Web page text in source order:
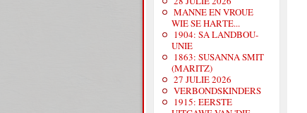
MANNE EN VROUE
WIE SE HARTE...
1904: SA LANDBOU-
UNIE
1863: SUSANNA SMIT
(MARITZ)
27 JULIE 2026
VERBONDSKINDERS
1915: EERSTE